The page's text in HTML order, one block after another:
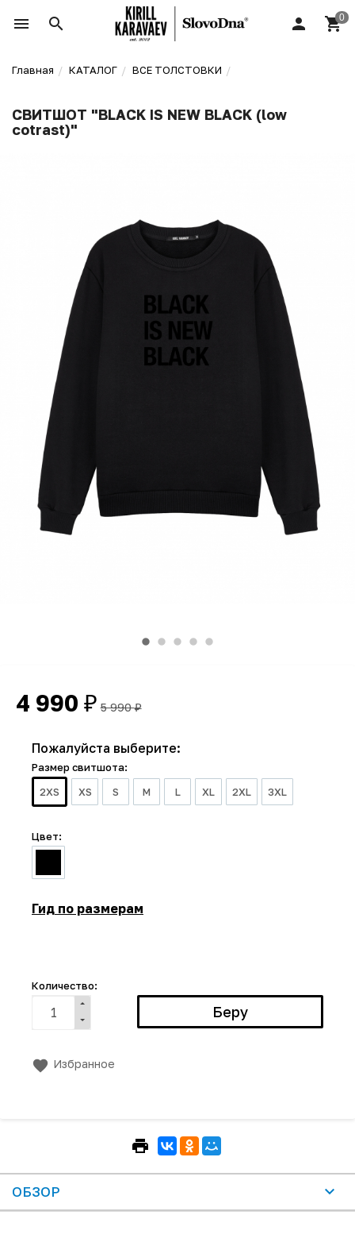
Главная КАТАЛОГ ВСЕ ТОЛСТОВКИ
СВИТШОТ "BLACK IS NEW BLACK (low
cotrast)"
4 990 ₽ 5 990₽
Пожалуйста выберите:
Размер свитшота:
2XS
XS S M L XL 2XL 3XL
Цвет:
Гид по размерам
Количество:
Избранное
ОБЗОР